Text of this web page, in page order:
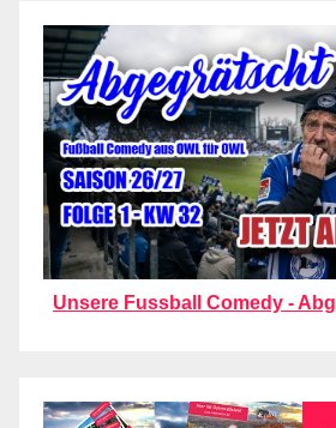
Unsere Fussball Comedy -